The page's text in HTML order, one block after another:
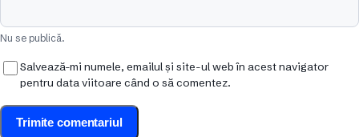
Nu se publică.
Salvează-mi numele, emailul și site-ul web în acest navigator
pentru data viitoare când o să comentez.